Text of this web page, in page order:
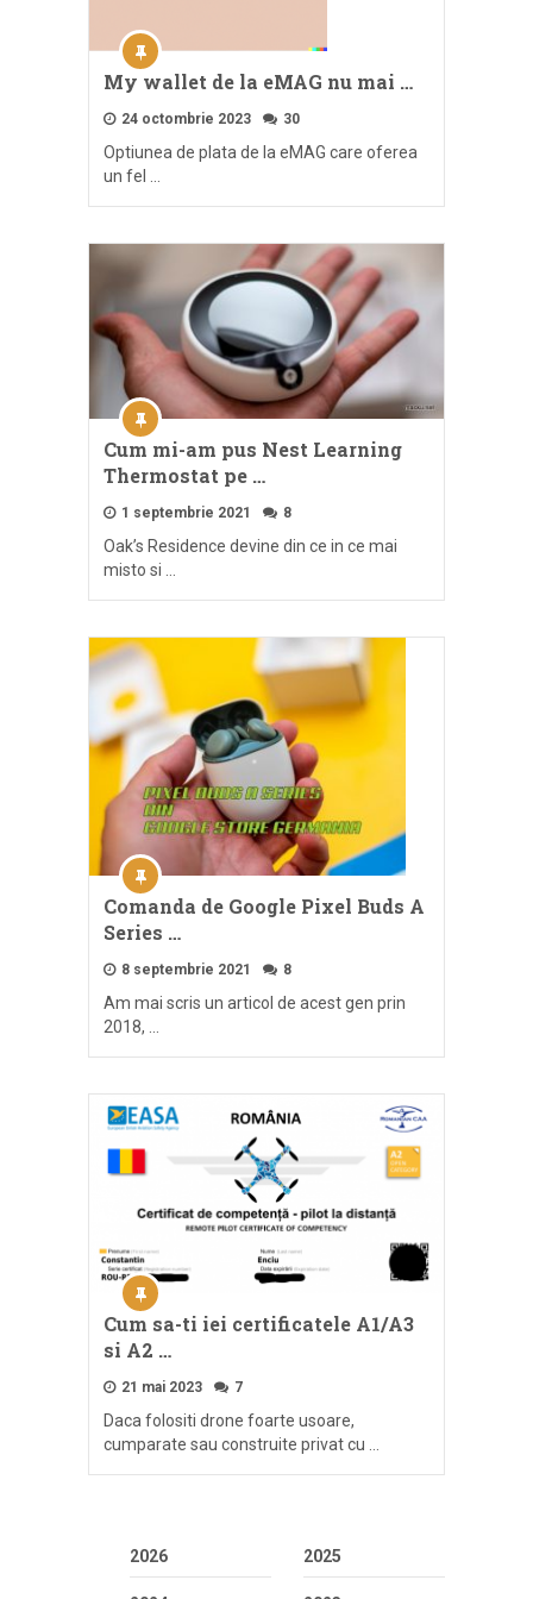
My wallet de la eMAG nu mai …
24 octombrie 2023 30
Optiunea de plata de la eMAG care oferea
un fel …
Cum mi-am pus Nest Learning
Thermostat pe …
1 septembrie 2021 8
Oak’s Residence devine din ce in ce mai
misto si …
Comanda de Google Pixel Buds A
Series …
8 septembrie 2021 8
Am mai scris un articol de acest gen prin
2018, …
Cum sa-ti iei certificatele A1/A3
si A2 …
21 mai 2023 7
Daca folositi drone foarte usoare,
cumparate sau construite privat cu …
2026 2025